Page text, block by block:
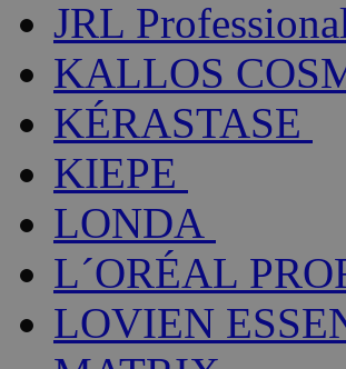
JRL
KALLOS
KÉRASTASE
KIEPE
LONDA
L´ORÉAL
LOVIEN